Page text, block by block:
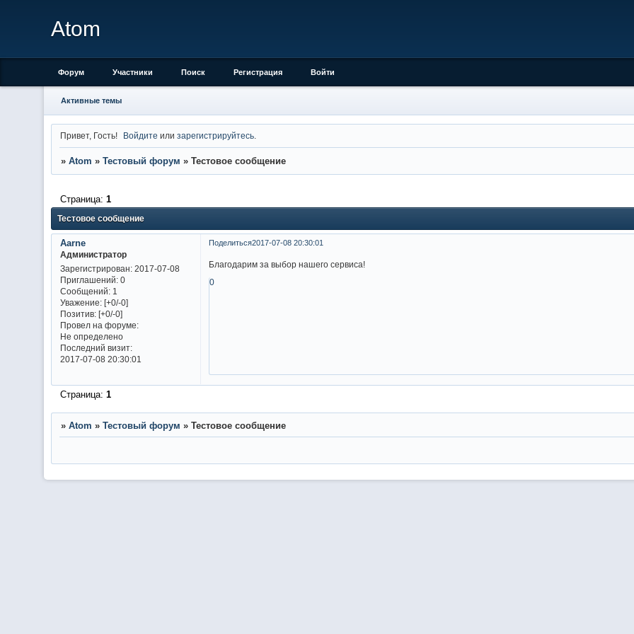
Atom
Форум Участники Поиск Регистрация Войти
Активные темы
Привет, Гость! Войдите илизарегистрируйтесь
» Atom » Тестовый форум » Тестовое сообщение
Тестовое сообщение
Страница: 1
Поделиться2017-07-08 20:30:01
Aarne
Администратор
Зарегистрирован: 2017-07-08
Приглашений:0
Сообщений:1
Уважение: [+0/-0]
Позитив: [+0/-0]
Провел на форуме:
Не определено
Последний визит:
2017-07-08 20:30:01
Благодарим за выбор нашего сервиса!
0
Страница: 1
» Atom » Тестовый форум » Тестовое сообщение